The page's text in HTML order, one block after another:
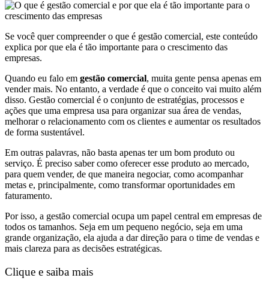
Se você quer compreender o que é gestão comercial, este conteúdo
explica por que ela é tão importante para o crescimento das
empresas.
Quando eu falo em gestão comercial, muita gente pensa apenas em
vender mais. No entanto, a verdade é que o conceito vai muito além
disso. Gestão comercial é o conjunto de estratégias, processos e
ações que uma empresa usa para organizar sua área de vendas,
melhorar o relacionamento com os clientes e aumentar os resultados
de forma sustentável.
Em outras palavras, não basta apenas ter um bom produto ou
serviço. É preciso saber como oferecer esse produto ao mercado,
para quem vender, de que maneira negociar, como acompanhar
metas e, principalmente, como transformar oportunidades em
faturamento.
Por isso, a gestão comercial ocupa um papel central em empresas de
todos os tamanhos. Seja em um pequeno negócio, seja em uma
grande organização, ela ajuda a dar direção para o time de vendas e
mais clareza para as decisões estratégicas.
Clique e saiba mais